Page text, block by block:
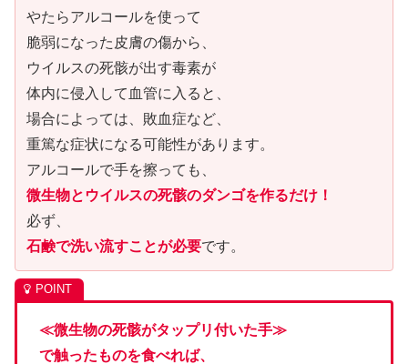
やたらアルコールを使って
脆弱になった皮膚の傷から、
ウイルスの死骸が出す毒素が
体内に侵入して血管に入ると、
場合によっては、敗血症など、
重篤な症状になる可能性があります。
アルコールで手を擦っても、
微生物とウイルスの死骸のダンゴを作るだけ！
必ず、
石鹸で洗い流すことが必要です。
≪微生物の死骸がタップリ付いた手≫
で触ったものを食べれば、